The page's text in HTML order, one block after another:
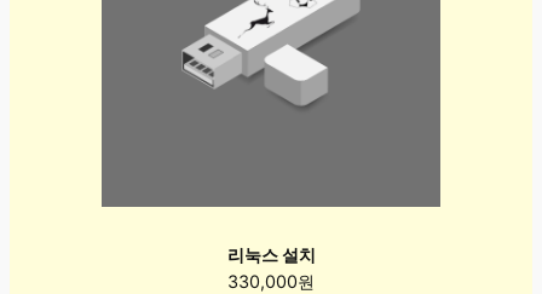
리눅스 설치
330,000원